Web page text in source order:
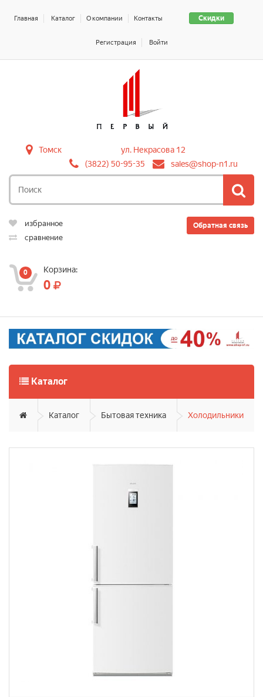
Скидки
Главная Каталог О компании Контакты
Регистрация Войти
Томск
ул. Некрасова 12
(3822) 50-95-35
sales@shop-n1.ru
Обратная связь
избранное
сравнение
0 Корзина:
0
Каталог
Каталог Бытовая техника Холодильники